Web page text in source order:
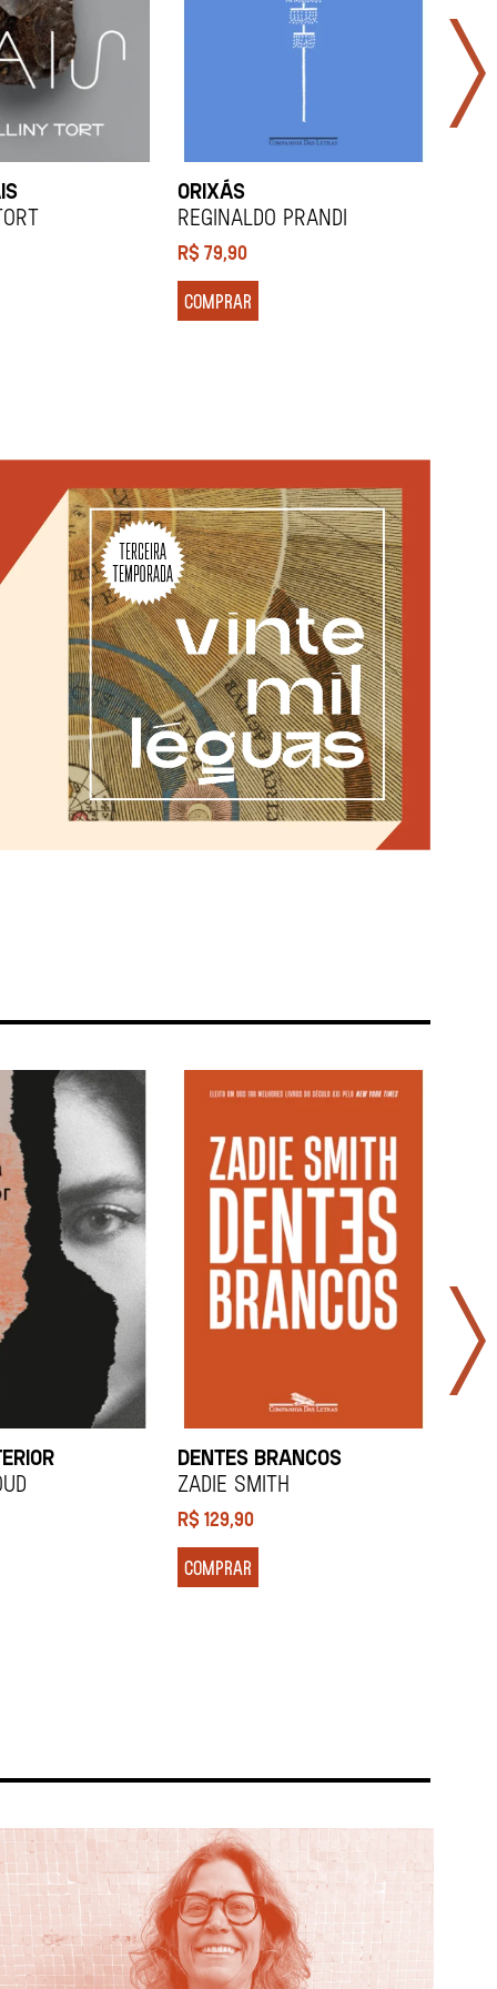
ORIXÁS
REGINALDO PRANDI
R$79,90
COMPRAR
DENTES BRANCOS
Zadie Smith
R$129,90
COMPRAR